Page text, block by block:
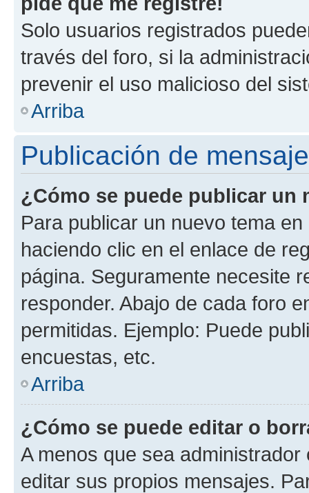
Solo usuarios registrados
través del foro, si la
prevenir el uso malicioso del
Arriba
Publicación de
¿Cómo se puede publicar un
Para publicar un nuevo tema
haciendo clic en el enlace de
página. Seguramente necesite
responder. Abajo de cada foro
permitidas. Ejemplo: Puede
encuestas, etc.
Arriba
¿Cómo se puede editar o
A menos que sea
editar sus propios mensajes.